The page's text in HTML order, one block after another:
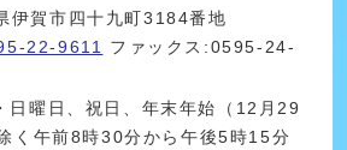
伊賀市四十九町3184番地
22-9611
ファックス:0595-24-
日曜日、祝日、年末年始（12月29
く午前8時30分から午後5時15分